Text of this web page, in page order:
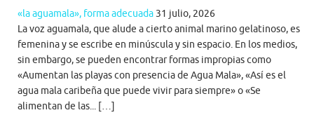
«la aguamala», forma adecuada 31 julio, 2026
La voz aguamala, que alude a cierto animal marino gelatinoso, es
femenina y se escribe en minúscula y sin espacio. En los medios,
sin embargo, se pueden encontrar formas impropias como
«Aumentan las playas con presencia de Agua Mala», «Así es el
agua mala caribeña que puede vivir para siempre» o «Se
alimentan de las... […]